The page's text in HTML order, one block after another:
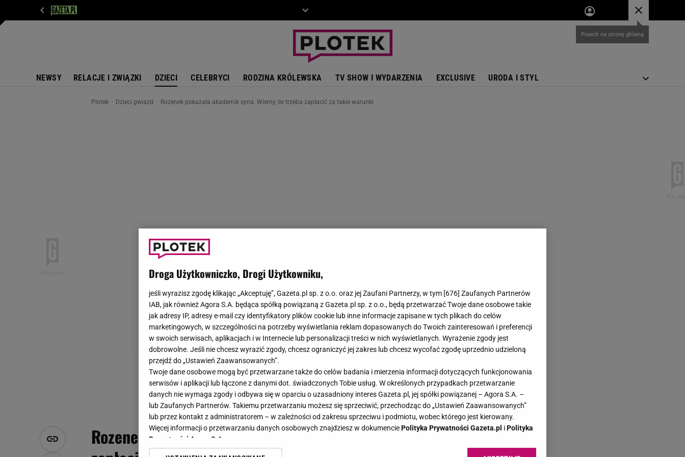
NEWSY RELACJE I ZWIĄZKI DZIECI CELEBRYCI RODZINA KRÓLEWSKA TV SHOW I WYDARZENIA EXCLUSIVE URODA I STYL
Plotek Dzieci gwiazd Rozenek pokazała akademik syna. Wiemy, ile trzeba zapłacić za takie warunki
Rozenek pokazała akademik syna. Wiemy, ile trzeba
Droga Użytkowniczko, Drogi Użytkowniku,
jeśli wyrazisz zgodę klikając „Akceptuję”, Gazeta.pl sp. z o.o. oraz jej Zaufani Partnerzy, w tym [676] Zaufanych Partnerów
IAB, jak również Agora S.A. będąca spółką powiązaną z Gazeta.pl sp. z o.o., będą przetwarzać Twoje dane osobowe takie
jak adresy IP, adresy e-mail czy identyfikatory plików cookie lub inne informacje zapisane w tych plikach do celów
marketingowych, w szczególności na potrzeby wyświetlania reklam dopasowanych do Twoich zainteresowań i preferencji
w swoich serwisach, aplikacjach i w Internecie lub personalizacji treści w nich wyświetlanych. Wyrażenie zgody jest
dobrowolne. Jeśli nie chcesz wyrazić zgody, chcesz ograniczyć jej zakres lub chcesz wycofać zgodę uprzednio udzieloną
przejdź do „Ustawień Zaawansowanych”.
Twoje dane osobowe mogą być przetwarzane także do celów badania i mierzenia informacji dotyczących funkcjonowania
serwisów i aplikacji lub łączone z danymi dot. świadczonych Tobie usług. W określonych przypadkach przetwarzanie
danych nie wymaga zgody i odbywa się w oparciu o uzasadniony interes Gazeta.pl, jej spółki powiązanej – Agora S.A. –
lub Zaufanych Partnerów. Takiemu przetwarzaniu możesz się sprzeciwić, przechodząc do „Ustawień Zaawansowanych”
lub przez kontakt z administratorem – w zależności od zakresu sprzeciwu i podmiotu, wobec którego jest kierowany.
Więcej informacji o przetwarzaniu danych osobowych znajdziesz w dokumenciePolityka Prywatności Gazeta.pl iPolityka
Prywatności Agora S.A.